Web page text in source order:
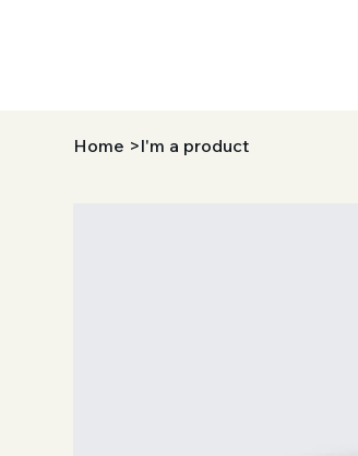
Home >I'm a product